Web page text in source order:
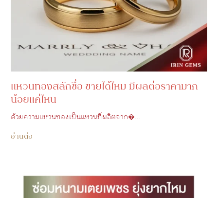
แหวนทองสลักชื่อ ขายได้ไหม มีผลต่อราคามาก
น้อยแค่ไหน
ด้วยความแหวนทองเป็นแหวนที่ผลิตจาก�…
อ่านต่อ